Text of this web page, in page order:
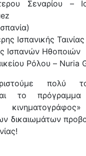
Σεναρίου –
Ισπανικής
Ισπανών Ηθοποιών
Ρόλου – Nuria
πολύ το
το πρόγραμμα
δικαιωμάτων